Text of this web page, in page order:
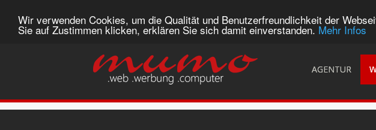
Wir verwenden Cookies, um die Qualität und Benutzerfreundlichkeit der
Sie auf Zustimmen klicken, erklären Sie sich damit einverstanden. Mehr Infos
AGENTUR